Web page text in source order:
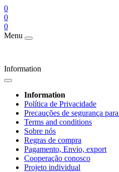
0
0
0
Menu
Information
Information
Política de Privacidade
Precauções de segurança
Terms and conditions
Sobre nós
Regras de compra
Pagamento, Envio, export
Cooperação conosco
Projeto individual